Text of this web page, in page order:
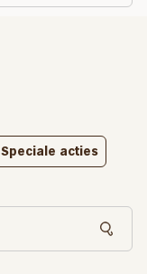
Speciale acties